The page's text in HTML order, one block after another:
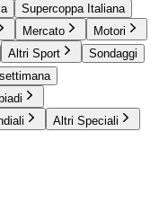
Supercoppa Italiana
Mercato
Motori
Altri Sport
Sondaggi
Altri Speciali